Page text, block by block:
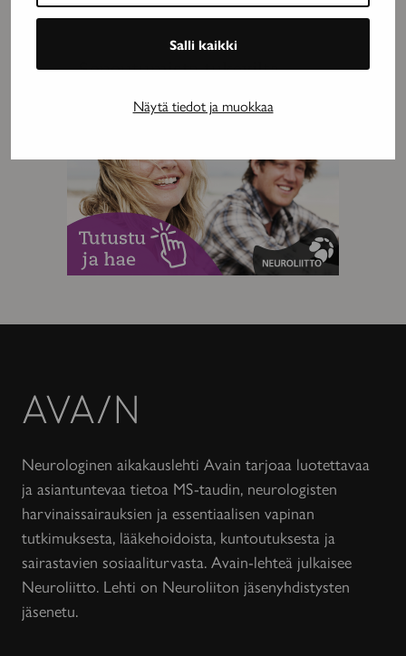
Salli kaikki
Näytä tiedot ja muokkaa
Avain-
lehti
Neurologinen aikakauslehti Avain tarjoaa luotettavaa
ja asiantuntevaa tietoa MS-taudin, neurologisten
harvinaissairauksien ja essentiaalisen vapinan
tutkimuksesta, lääkehoidoista, kuntoutuksesta ja
sairastavien sosiaaliturvasta. Avain-lehteä julkaisee
Neuroliitto. Lehti on Neuroliiton jäsenyhdistysten
jäsenetu.